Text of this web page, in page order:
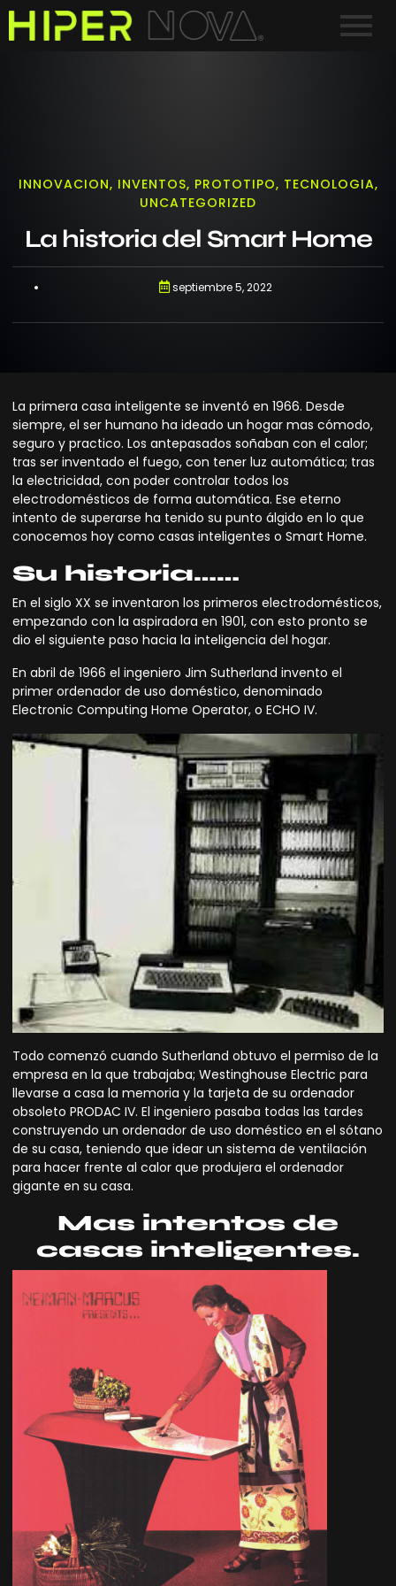
INNOVACION, INVENTOS, PROTOTIPO, TECNOLOGIA,
UNCATEGORIZED
La historia del Smart Home
septiembre 5, 2022
La primera casa inteligente se inventó en 1966. Desde
siempre, el ser humano ha ideado un hogar mas cómodo,
seguro y practico. Los antepasados soñaban con el calor;
tras ser inventado el fuego, con tener luz automática; tras
la electricidad, con poder controlar todos los
electrodomésticos de forma automática. Ese eterno
intento de superarse ha tenido su punto álgido en lo que
conocemos hoy como casas inteligentes o Smart Home.
Su historia……
En el siglo XX se inventaron los primeros electrodomésticos,
empezando con la aspiradora en 1901, con esto pronto se
dio el siguiente paso hacia la inteligencia del hogar.
En abril de 1966 el ingeniero Jim Sutherland invento el
primer ordenador de uso doméstico, denominado
Electronic Computing Home Operator, o ECHO IV.
Todo comenzó cuando Sutherland obtuvo el permiso de la
empresa en la que trabajaba; Westinghouse Electric para
llevarse a casa la memoria y la tarjeta de su ordenador
obsoleto PRODAC IV. El ingeniero pasaba todas las tardes
construyendo un ordenador de uso doméstico en el sótano
de su casa, teniendo que idear un sistema de ventilación
para hacer frente al calor que produjera el ordenador
gigante en su casa.
Mas intentos de
casas inteligentes.